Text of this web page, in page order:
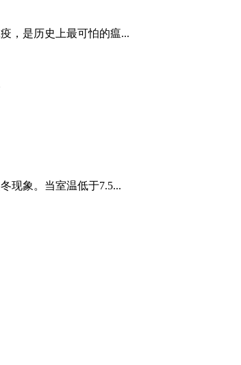
，是历史上最可怕的瘟...
现象。当室温低于7.5...